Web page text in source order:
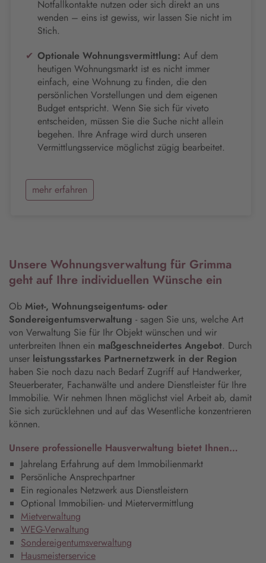
Notfallkontakte nutzen oder sich direkt an uns
wenden – eins ist gewiss, wir lassen Sie nicht im
Stich.
Optionale Wohnungsvermittlung: Auf dem
heutigen Wohnungsmarkt ist es nicht immer
einfach, eine Wohnung zu finden, die den
persönlichen Vorstellungen und dem eigenen
Budget entspricht. Wenn Sie sich für viveto
entscheiden, müssen Sie die Suche nicht allein
begehen. Ihre Anfrage wird durch unseren
Vermittlungsservice möglichst zügig bearbeitet.
mehr erfahren
Unsere Wohnungsverwaltung für Grimma
geht auf Ihre individuellen Wünsche ein
Ob Miet-, Wohnungseigentums- oder
Sondereigentumsverwaltung - sagen Sie uns, welche Art
von Verwaltung Sie für Ihr Objekt wünschen und wir
unterbreiten Ihnen ein maßgeschneidertes Angebot. Durch
unser leistungsstarkes Partnernetzwerk in der Region
haben Sie noch dazu nach Bedarf Zugriff auf Handwerker,
Steuerberater, Fachanwälte und andere Dienstleister für Ihre
Immobilie. Wir nehmen Ihnen möglichst viel Arbeit ab, damit
Sie sich zurücklehnen und auf das Wesentliche konzentrieren
können.
Unsere professionelle Hausverwaltung bietet Ihnen…
Jahrelang Erfahrung auf dem Immobilienmarkt
Persönliche Ansprechpartner
Ein regionales Netzwerk aus Dienstleistern
Optional Immobilien- und Mietervermittlung
Mietverwaltung
WEG-Verwaltung
Sondereigentumsverwaltung
Hausmeisterservice